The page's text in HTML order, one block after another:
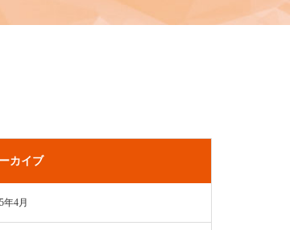
カイブ
年4月